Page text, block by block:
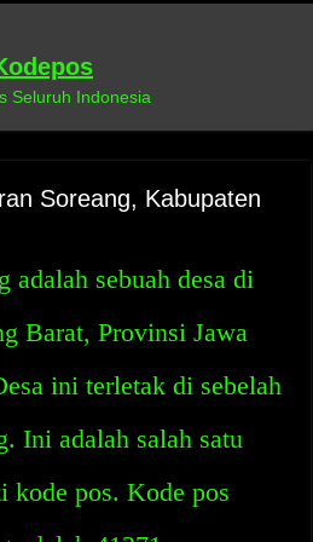
Seluruh Indonesia
Soreang, Kabupaten
adalah sebuah desa di
Barat, Provinsi Jawa
ini terletak di sebelah
Ini adalah salah satu
kode pos. Kode pos